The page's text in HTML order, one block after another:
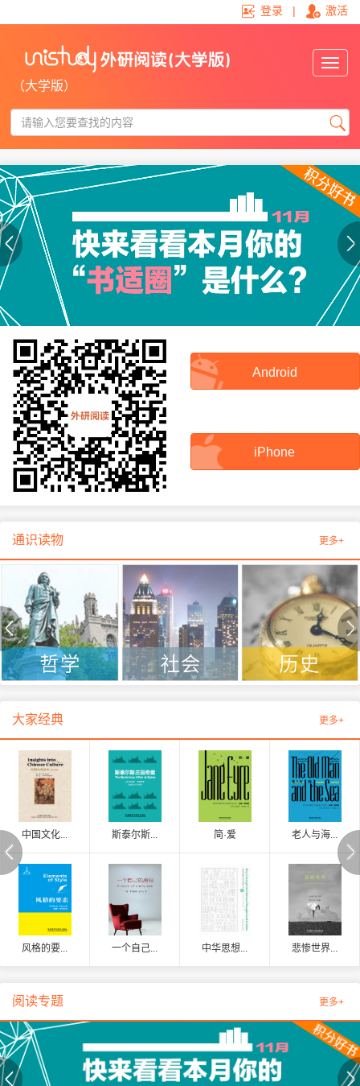
激活
|
登录
（大学版）
切
换
航
Android
iPhone
通识读物 更多+
大家经典 更多+
中国文化... 斯泰尔斯... 简·爱 老人与海...
风格的要... 一个自己... 中华思想... 悲惨世界...
阅读专题 更多+